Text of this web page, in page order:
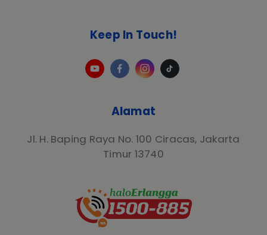
Alamat
Jl. H. Baping Raya No. 100 Ciracas, Jakarta
Timur 13740
Keep In Touch!